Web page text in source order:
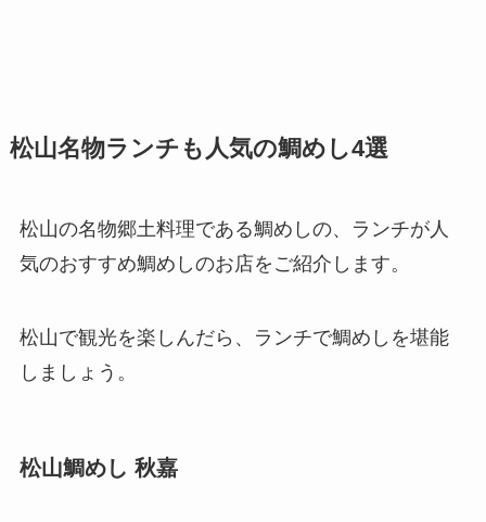
松山名物ランチも人気の鯛めし4選
松山の名物郷土料理である鯛めしの、ランチが人
気のおすすめ鯛めしのお店をご紹介します。
松山で観光を楽しんだら、ランチで鯛めしを堪能
しましょう。
松山鯛めし 秋嘉